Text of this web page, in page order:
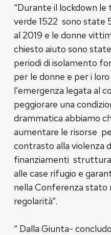
“Durante il lockdown
verde 1522 sono state
al 2019 e le donne
chiesto aiuto sono
periodi di isolamento
per le donne e per i
l’emergenza legata al
peggiorare una
drammatica abbiamo
aumentare le risorse
contrasto alla violenza
finanziamenti
alle case rifugio e
nella Conferenza stato
regolarità”.
“ Dalla Giunta-